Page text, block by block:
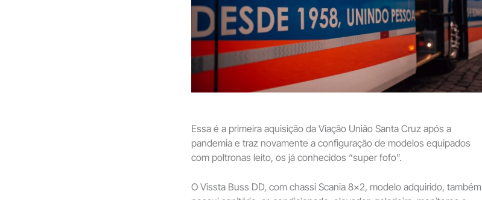
Essa é a primeira aquisição da Viação União Santa Cruz após a
pandemia e traz novamente a configuração de modelos equipados
com poltronas leito, os já conhecidos “super fofo”.
O Vissta Buss DD, com chassi Scania 8×2, modelo adquirido, também